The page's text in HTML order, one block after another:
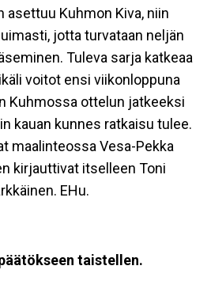
asettuu Kuhmon Kiva, niin
jotta turvataan neljän
Tuleva sarja katkeaa
voitot ensi viikonloppuna
Kuhmossa ottelun jatkeeksi
kauan kunnes ratkaisu tulee.
maalinteossa Vesa-Pekka
kirjauttivat itselleen Toni
EHu.
taistellen.